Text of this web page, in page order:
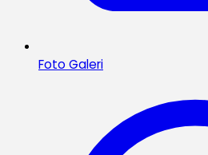
Foto Galeri